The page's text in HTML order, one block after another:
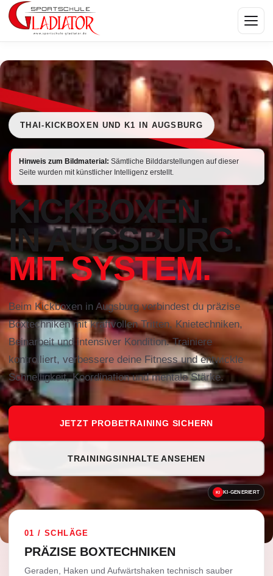
KI-GENERIERT
THAI-KICKBOXEN UND K1 IN AUGSBURG
Hinweis zum Bildmaterial: Sämtliche Bilddarstellungen auf dieser
Seite wurden mit künstlicher Intelligenz erstellt.
KICKBOXEN.
IN AUGSBURG.
MIT SYSTEM.
Beim Kickboxen in Augsburg verbindest du präzise
Boxtechniken mit kraftvollen Tritten, Knietechniken,
Beinarbeit und intensiver Kondition. Trainiere
kontrolliert, verbessere deine Fitness und entwickle
Schnelligkeit, Koordination und mentale Stärke.
JETZT PROBETRAINING SICHERN
TRAININGSINHALTE ANSEHEN
01 / SCHLÄGE
PRÄZISE BOXTECHNIKEN
Geraden, Haken und Aufwärtshaken technisch sauber